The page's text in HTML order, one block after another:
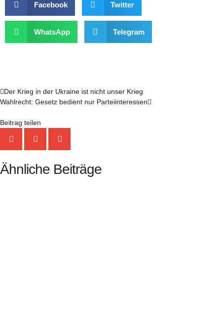
Facebook Twitter
WhatsApp Telegram
Zurück
Der Krieg in der Ukraine ist nicht unser Krieg
Wahlrecht: Gesetz bedient nur Parteiinteressen
Beitrag teilen
Ähnliche Beiträge